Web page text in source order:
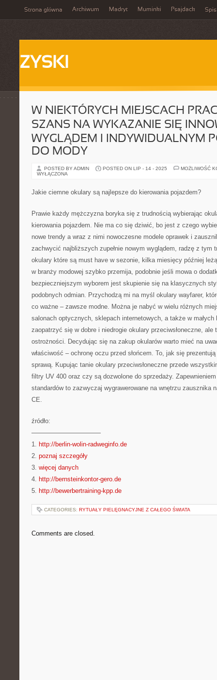
Strona główna Archiwum Madryt Muminki Psajdack Spis
ZYSKI
W NIEKTÓRYCH MIEJSCACH
SZANS NA WYKAZANIE SIĘ
WYGLĄDEM I INDYWIDUALNYM
DO MODY
POSTED BY ADMIN POSTED ON LIP - 14 - 2025
MOŻLIWOŚĆ
WYŁĄCZONA
Jakie ciemne okulary są najlepsze do kierowania pojazdem?
Prawie każdy mężczyzna boryka się z trudnością wybierając
kierowania pojazdem. Nie ma co się dziwić, bo jest z czego
nowe trendy a wraz z nimi nowoczesne modele oprawek i
zachwycić najbliższych zupełnie nowym wyglądem, radzę z tym
okulary które są must have w sezonie, kilka miesięcy później
w branży modowej szybko przemija, podobnie jeśli mowa o
bezpieczniejszym wyborem jest skupienie się na klasycznych
podobnych odmian. Przychodzą mi na myśl okulary wayfarer,
co ważne – zawsze modne. Można je nabyć w wielu różnych
salonach optycznych, sklepach internetowych, a także w
zaopatrzyć się w dobre i niedrogie okulary przeciwsłoneczne, ale
ostrożności. Decydując się na zakup okularów warto mieć na
właściwość – ochronę oczu przed słońcem. To, jak się
sprawą. Kupując tanie okulary przeciwsłoneczne przede
filtry UV 400 oraz czy są dozwolone do sprzedaży.
standardów to zazwyczaj wygrawerowane na wnętrzu zausznika
CE.
źródło:
———————————
1. http://berlin-wolin-radweginfo.de
2. poznaj szczegóły
3. więcej danych
4. http://bernsteinkontor-gero.de
5. http://bewerbertraining-kpp.de
CATEGORIES: RYTUAŁY PIELĘGNACYJNE Z CAŁEGO ŚWIATA
Comments are closed.